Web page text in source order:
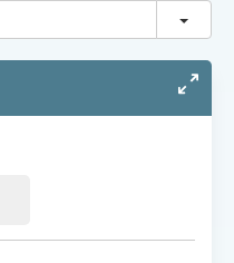
切換